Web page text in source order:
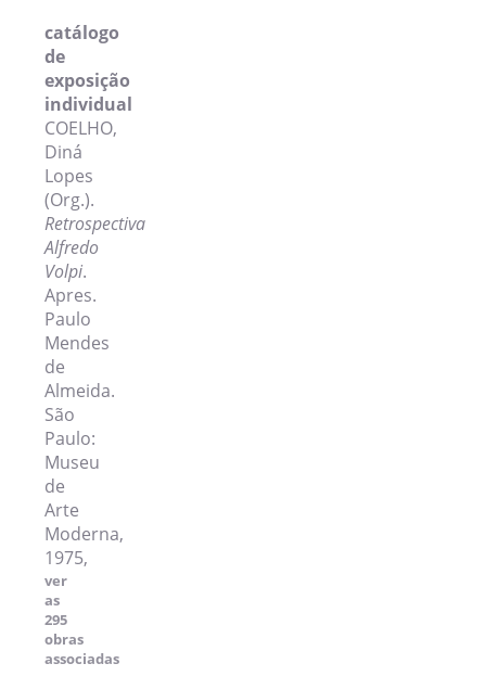
catálogo
de
exposição
individual
COELHO,
Diná
Lopes
(Org.).
Retrospectiva
Alfredo
Volpi.
Apres.
Paulo
Mendes
de
Almeida.
São
Paulo:
Museu
de
Arte
Moderna,
1975,
ver
as
295
obras
associadas